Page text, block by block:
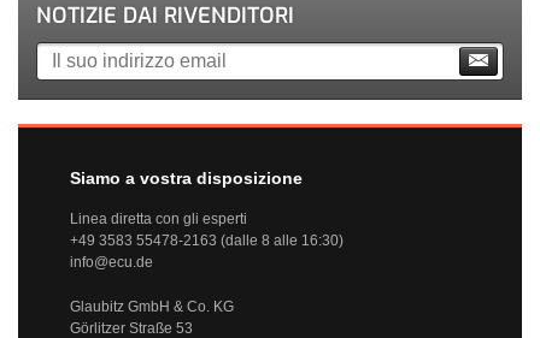
NOTIZIE DAI RIVENDITORI
Siamo a vostra disposizione
Linea diretta con gli esperti
+49 3583 55478-2163 (dalle 8 alle 16:30)
info@ecu.de
Glaubitz GmbH & Co. KG
Görlitzer Straße 53